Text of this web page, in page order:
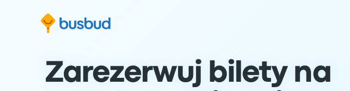
do formularza wyszukiwania
Przejdź do treści
Przejdź do stopki
Zarezerwuj bilety na